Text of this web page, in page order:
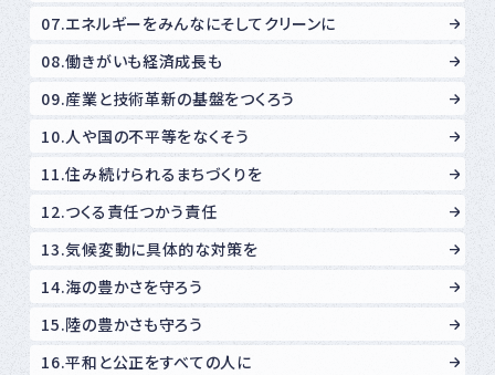
07.エネルギーをみんなにそしてクリーンに
08.働きがいも経済成長も
09.産業と技術革新の基盤をつくろう
10.人や国の不平等をなくそう
11.住み続けられるまちづくりを
12.つくる責任つかう責任
13.気候変動に具体的な対策を
14.海の豊かさを守ろう
15.陸の豊かさも守ろう
16.平和と公正をすべての人に